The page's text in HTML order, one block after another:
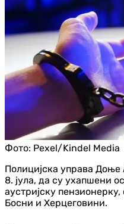
Фото: Pexel/Kindel Media
Полицијска управа Доње
8. јула, да су ухапшени
аустријску пензионерку,
Босни и Херцеговини.